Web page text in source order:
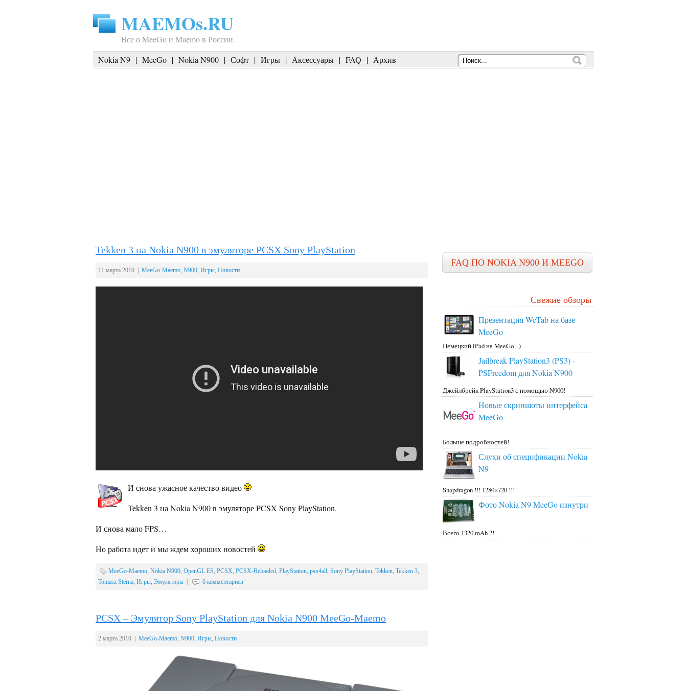
MAEMOs.RU
Все о MeeGo и Maemo в России.
Nokia N9 | MeeGo | Nokia N900 | Софт | Игры | Аксессуары | FAQ | Архив
Tekken 3 на Nokia N900 в эмуляторе PCSX Sony PlayStation
11 марта 2010 | MeeGo-Maemo, N900, Игры, Новости
И снова ужасное качество видео
Tekken 3 на Nokia N900 в эмуляторе PCSX Sony PlayStation.
И снова мало FPS…
Но работа идет и мы ждем хороших новостей
MeeGo-Maemo, Nokia N900, OpenGL ES, PCSX, PCSX-Reloaded, PlayStation, psx4all, Sony PlayStation, Tekken, Tekken 3,
Tomasz Sterna, Игры, Эмуляторы 6 комментариев
PCSX – Эмулятор Sony PlayStation для Nokia N900 MeeGo-Maemo
2 марта 2010 | MeeGo-Maemo, N900, Игры, Новости
FAQ ПО NOKIA N900 И MEEGO
Свежие обзоры
Презентация WeTab на базе
MeeGo
Немецкий iPad на MeeGo =)
Jailbreak PlayStation3 (PS3) -
PSFreedom для Nokia N900
Джейлбрейк PlayStation3 с помощью N900!
Новые скриншоты интерфейса
MeeGo
Больше подробностей!
Слухи об спецификации Nokia
N9
Snapdragon !!! 1280×720 !!!
Фото Nokia N9 MeeGo изнутри
Всего 1320 mAh ?!